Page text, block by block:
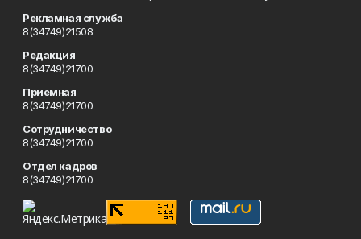
Рекламная служба
8(34749)21508
Редакция
8(34749)21700
Приемная
8(34749)21700
Сотрудничество
8(34749)21700
Отдел кадров
8(34749)21700